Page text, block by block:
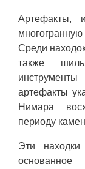
Артефакты,
Среди
также
артефакты
Нимара
периоду
Эти находки
основанное